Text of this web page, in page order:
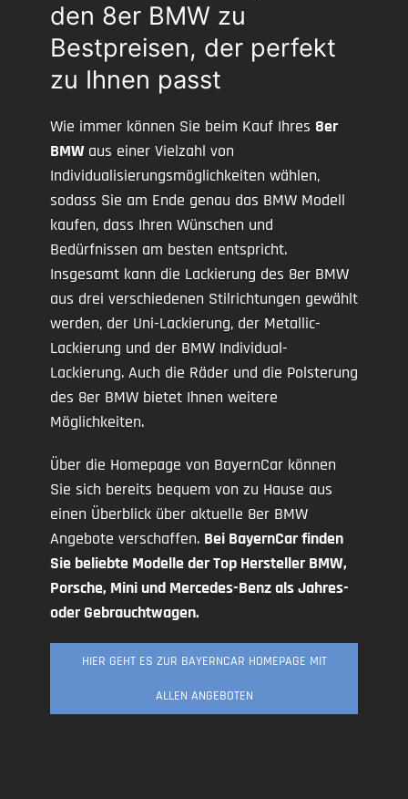
den 8er BMW zu
Bestpreisen, der perfekt
zu Ihnen passt
Wie immer können Sie beim Kauf Ihres 8er
BMW aus einer Vielzahl von
Individualisierungsmöglichkeiten wählen,
sodass Sie am Ende genau das BMW Modell
kaufen, dass Ihren Wünschen und
Bedürfnissen am besten entspricht.
Insgesamt kann die Lackierung des 8er BMW
aus drei verschiedenen Stilrichtungen gewählt
werden, der Uni-Lackierung, der Metallic-
Lackierung und der BMW Individual-
Lackierung. Auch die Räder und die Polsterung
des 8er BMW bietet Ihnen weitere
Möglichkeiten.
Über die Homepage von BayernCar können
Sie sich bereits bequem von zu Hause aus
einen Überblick über aktuelle 8er BMW
Angebote verschaffen. Bei BayernCar finden
Sie beliebte Modelle der Top Hersteller BMW,
Porsche, Mini und Mercedes-Benz als Jahres-
oder Gebrauchtwagen.
HIER GEHT ES ZUR BAYERNCAR HOMEPAGE MIT
ALLEN ANGEBOTEN